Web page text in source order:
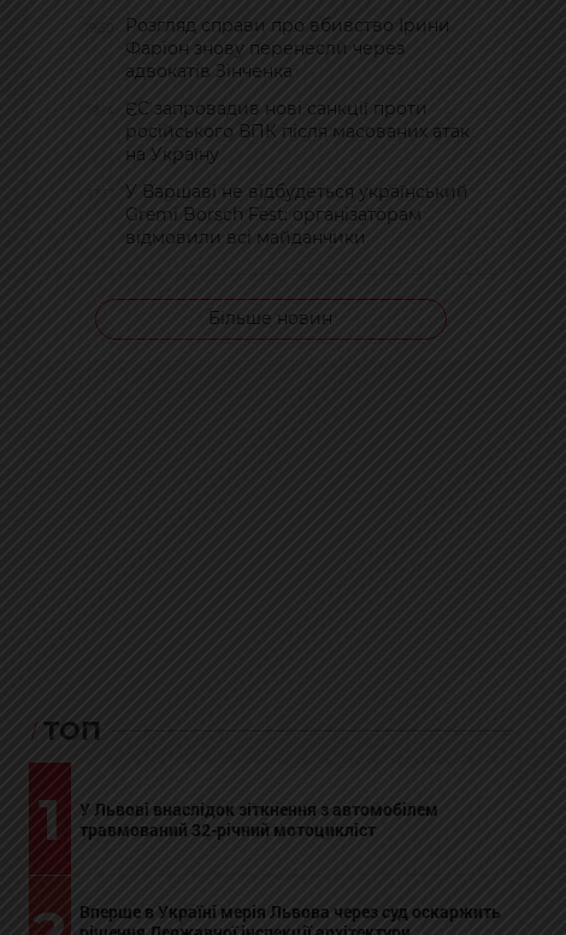
Розгляд справи про вбивство Ірини
Фаріон знову перенесли через
адвокатів Зінченка
ЄС запровадив нові санкції проти
російського ВПК після масованих атак
на Україну
У Варшаві не відбудеться український
Gremi Borsch Fest: організаторам
відмовили всі майданчики
Більше новин
ТОП
1
У Львові внаслідок зіткнення з автомобілем
травмований 32-річний мотоцикліст
Вперше в Україні мерія Львова через суд оскаржить